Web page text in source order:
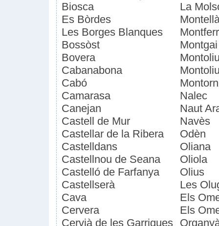
Biosca
Es Bòrdes
Les Borges Blanques
Bossòst
Bovera
Cabanabona
Cabó
Camarasa
Canejan
Castell de Mur
Castellar de la Ribera
Castelldans
Castellnou de Seana
Castelló de Farfanya
Castellserà
Cava
Cervera
Cervià de les Garrigues
La
Montgai
Nalec
Naut
Navès
Odèn
Oliana
Oliola
Olius
Les
Els
Els